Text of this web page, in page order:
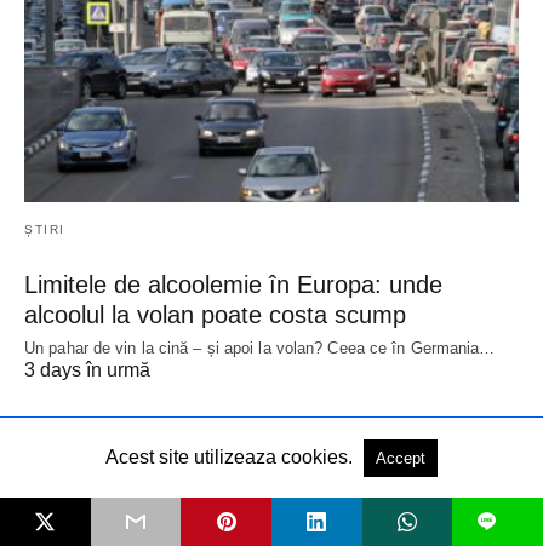
ȘTIRI
Limitele de alcoolemie în Europa: unde
alcoolul la volan poate costa scump
Un pahar de vin la cină – și apoi la volan? Ceea ce în Germania…
3 days în urmă
Acest site utilizeaza cookies. Accept